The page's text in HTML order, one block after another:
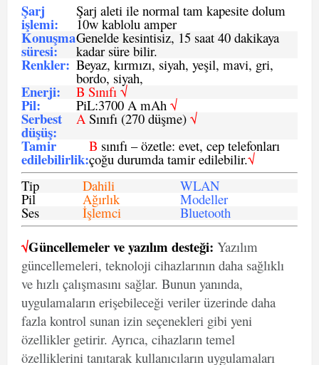
Şarj
işlemi:
Şarj aleti ile normal tam kapesite dolum
10w kablolu amper
Konuşma
süresi:
Genelde kesintisiz, 15 saat 40 dakikaya
kadar süre bilir.
Renkler: Beyaz, kırmızı, siyah, yeşil, mavi, gri,
bordo, siyah,
Enerji: B Sınıfı √
Pil: PiL:3700 A mAh √
Serbest
düşüş:
ASınıfı (270 düşme) √
Tamir
edilebilirlik:
B sınıfı – özetle: evet, cep telefonları
çoğu durumda tamir edilebilir.√
Tip
Dahili WLAN
Pil Ağırlık Modeller
Ses İşlemci Bluetooth
√Güncellemeler ve yazılım desteği: Yazılım
güncellemeleri, teknoloji cihazlarının daha sağlıklı
ve hızlı çalışmasını sağlar. Bunun yanında,
uygulamaların erişebileceği veriler üzerinde daha
fazla kontrol sunan izin seçenekleri gibi yeni
özellikler getirir. Ayrıca, cihazların temel
özelliklerini tanıtarak kullanıcıların uygulamaları